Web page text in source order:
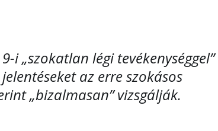
i „szokatlan légi tevékenységgel”
az erre szokásos
„bizalmasan” vizsgálják.